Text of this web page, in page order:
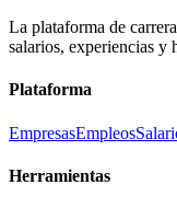
La plataforma de
salarios, experiencias y
Plataforma
EmpresasEmpleos
Herramientas